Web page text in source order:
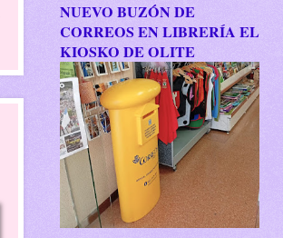
NUEVO BUZÓN DE
CORREOS EN LIBRERÍA EL
KIOSKO DE OLITE